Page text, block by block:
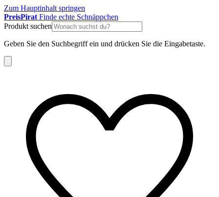
Zum Hauptinhalt springen
PreisPirat Finde echte Schnäppchen
Produkt suchen
Geben Sie den Suchbegriff ein und drücken Sie die Eingabetaste.